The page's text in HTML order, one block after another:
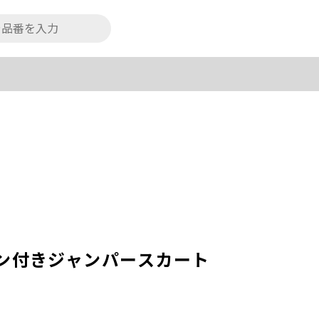
付きジャンパースカート